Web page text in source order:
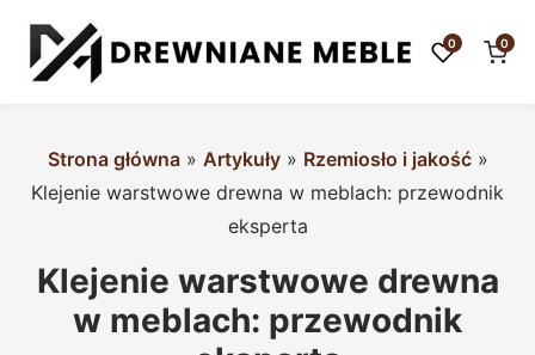
0 0
Strona główna» Artykuły» Rzemiosło i jakość»
Klejenie warstwowe drewna w meblach: przewodnik
eksperta
Klejenie warstwowe drewna
w meblach: przewodnik